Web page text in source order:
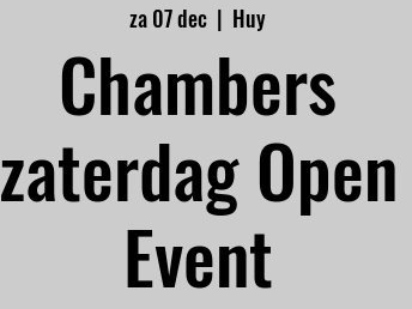
za 07 dec
  |
Huy
Chambers
zaterdag Open
Event